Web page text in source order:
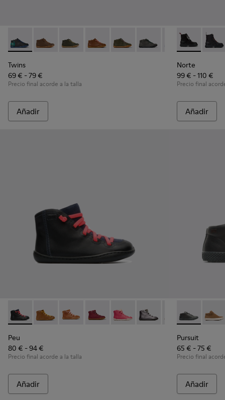
Twins - 90019-105 - Botines negros de piel para niños
Twins - 90019-131
Twins - 90019-130
Twins - 90019-126
Twins - 90019-125
Twins - 90019-124
Twins - 90019-123
Twins -
Twins
69 € - 79 €
Precio final acorde a la talla
Añadir
Norte -
Norte
99 € - 110 €
Precio final
Añadir
Peu - 90085-069 - Black
Peu - 90085-087
Peu - 90085-085
Peu - 90085-082
Peu - 90085-081
Peu - 90085-080
Peu - 90085-079
Peu -
Peu
80 € - 94 €
Precio final acorde a la talla
Añadir
Pursuit -
Pursuit
65 € - 75 €
Precio final
Añadir